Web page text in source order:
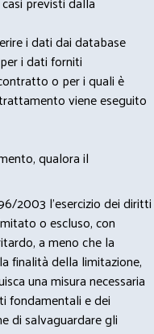
i dati dai database
i dati forniti
o per i quali è
viene eseguito
qualora il
2003 l’esercizio dei diritti
o escluso, con
a meno che la
finalità della limitazione,
una misura necessaria
fondamentali e dei
di salvaguardare gli